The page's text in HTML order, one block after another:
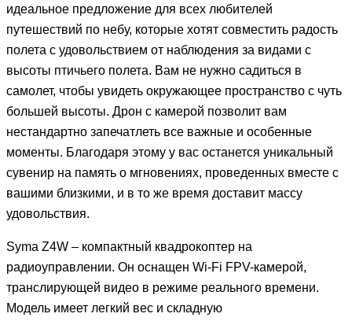
идеальное предложение для всех любителей
путешествий по небу, которые хотят совместить радость
полета с удовольствием от наблюдения за видами с
высоты птичьего полета. Вам не нужно садиться в
самолет, чтобы увидеть окружающее пространство с чуть
большей высоты. Дрон с камерой позволит вам
нестандартно запечатлеть все важные и особенные
моменты. Благодаря этому у вас останется уникальный
сувенир на память о мгновениях, проведенных вместе с
вашими близкими, и в то же время доставит массу
удовольствия.
Syma Z4W – компактный квадрокоптер на
радиоуправлении. Он оснащен Wi-Fi FPV-камерой,
транслирующей видео в режиме реального времени.
Модель имеет легкий вес и складную